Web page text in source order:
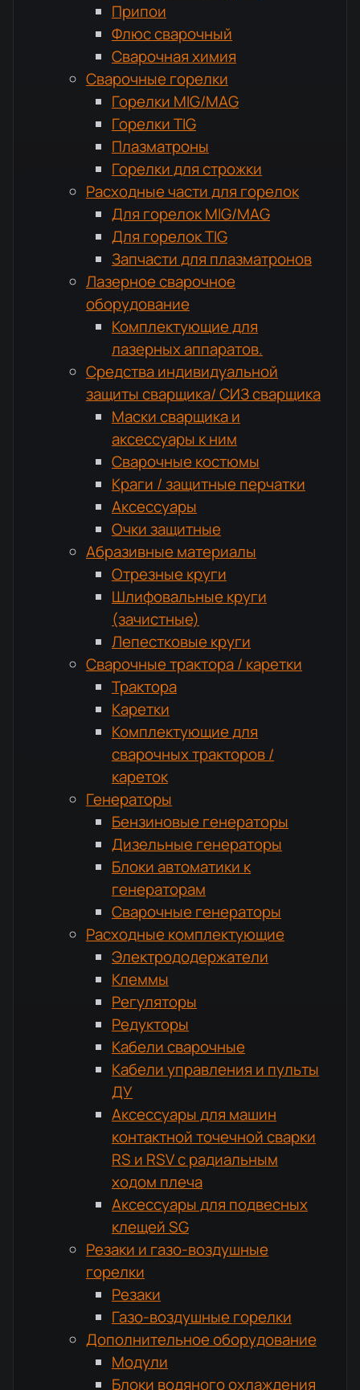
Припои
Флюс сварочный
Сварочная химия
Сварочные горелки
Горелки MIG/MAG
Горелки TIG
Плазматроны
Горелки для строжки
Расходные части для горелок
Для горелок MIG/MAG
Для горелок TIG
Запчасти для плазматронов
Лазерное сварочное
оборудование
Комплектующие для
лазерных аппаратов.
Средства индивидуальной
защиты сварщика/ СИЗ сварщика
Маски сварщика и
аксессуары к ним
Сварочные костюмы
Краги / защитные перчатки
Аксессуары
Очки защитные
Абразивные материалы
Отрезные круги
Шлифовальные круги
(зачистные)
Лепестковые круги
Сварочные трактора / каретки
Трактора
Каретки
Комплектующие для
сварочных тракторов /
кареток
Генераторы
Бензиновые генераторы
Дизельные генераторы
Блоки автоматики к
генераторам
Сварочные генераторы
Расходные комплектующие
Электрододержатели
Клеммы
Регуляторы
Редукторы
Кабели сварочные
Кабели управления и пульты
ДУ
Аксессуары для машин
контактной точечной сварки
RS и RSV с радиальным
ходом плеча
Аксессуары для подвесных
клещей SG
Резаки и газо-воздушные
горелки
Резаки
Газо-воздушные горелки
Дополнительное оборудование
Модули
Блоки водяного охлаждения